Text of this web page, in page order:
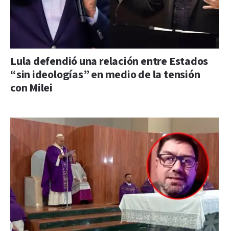
Lula defendió una relación entre Estados
“sin ideologías” en medio de la tensión
con Milei